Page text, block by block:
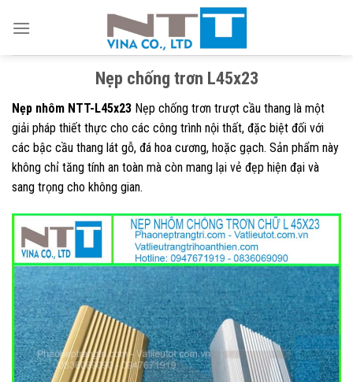
Nẹp chống trơn L45x23
Nẹp nhôm NTT-L45x23 Nẹp chống trơn trượt cầu thang là một
giải pháp thiết thực cho các công trình nội thất, đặc biệt đối với
các bậc cầu thang lát gỗ, đá hoa cương, hoặc gạch. Sản phẩm này
không chỉ tăng tính an toàn mà còn mang lại vẻ đẹp hiện đại và
sang trọng cho không gian.